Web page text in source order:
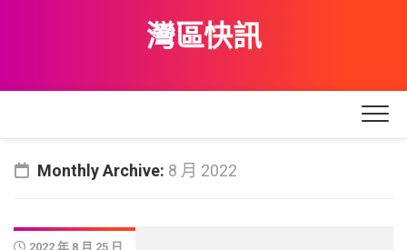
灣區快訊
Monthly Archive: 8 月 2022
2022 年 8 月 25 日